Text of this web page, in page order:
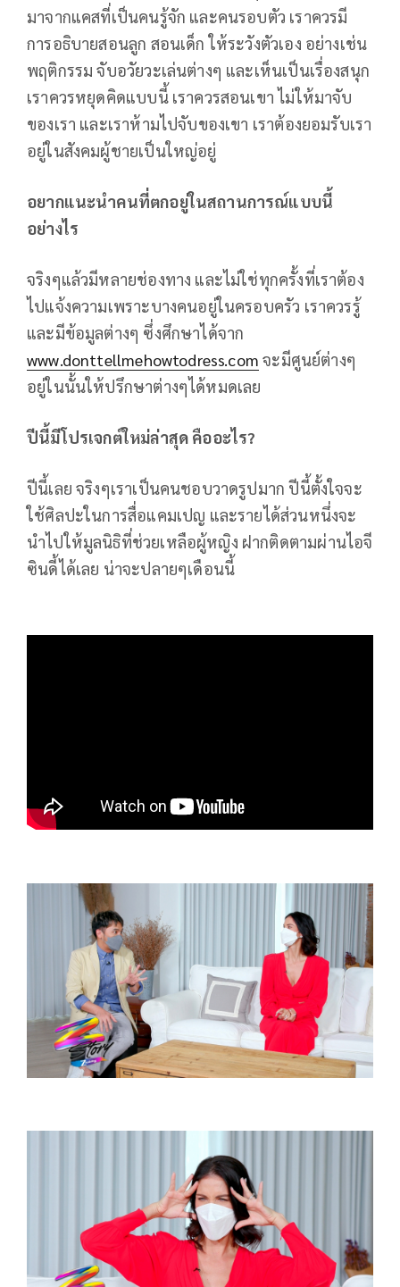
มาจากแคสที่เป็นคนรู้จัก และคนรอบตัว เราควรมี
การอธิบายสอนลูก สอนเด็ก ให้ระวังตัวเอง อย่างเช่น
พฤติกรรม จับอวัยวะเล่นต่างๆ และเห็นเป็นเรื่องสนุก
เราควรหยุดคิดแบบนี้ เราควรสอนเขา ไม่ให้มาจับ
ของเรา และเราห้ามไปจับของเขา เราต้องยอมรับเรา
อยู่ในสังคมผู้ชายเป็นใหญ่อยู่
อยากแนะนำคนที่ตกอยู่ในสถานการณ์แบบนี้
อย่างไร
จริงๆแล้วมีหลายช่องทาง และไม่ใช่ทุกครั้งที่เราต้อง
ไปแจ้งความเพราะบางคนอยู่ในครอบครัว เราควรรู้
และมีข้อมูลต่างๆ ซึ่งศึกษาได้จาก
www.donttellmehowtodress.com จะมีศูนย์ต่างๆ
อยู่ในนั้นให้ปรึกษาต่างๆได้หมดเลย
ปีนี้มีโปรเจกต์ใหม่ล่าสุด คืออะไร?
ปีนี้เลย จริงๆเราเป็นคนชอบวาดรูปมาก ปีนี้ตั้งใจจะ
ใช้ศิลปะในการสื่อแคมเปญ และรายได้ส่วนหนึ่งจะ
นำไปให้มูลนิธิที่ช่วยเหลือผู้หญิง ฝากติดตามผ่านไอจี
ซินดี้ได้เลย น่าจะปลายๆเดือนนี้